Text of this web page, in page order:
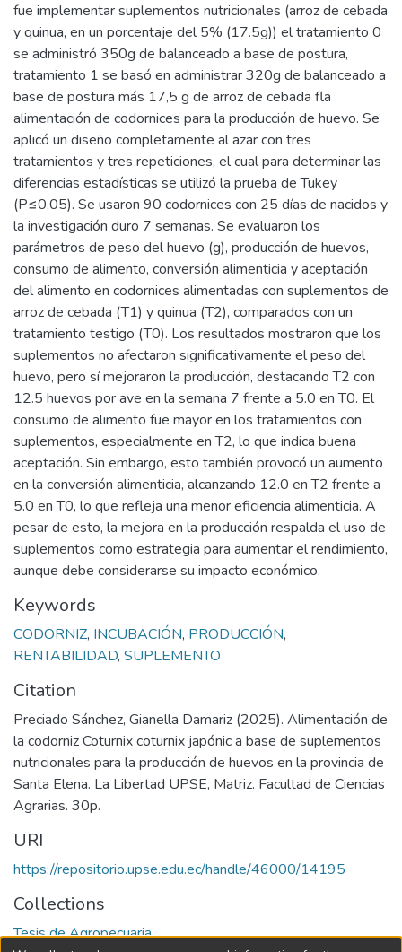
fue implementar suplementos nutricionales (arroz de cebada
y quinua, en un porcentaje del 5% (17.5g)) el tratamiento 0
se administró 350g de balanceado a base de postura,
tratamiento 1 se basó en administrar 320g de balanceado a
base de postura más 17,5 g de arroz de cebada fla
alimentación de codornices para la producción de huevo. Se
aplicó un diseño completamente al azar con tres
tratamientos y tres repeticiones, el cual para determinar las
diferencias estadísticas se utilizó la prueba de Tukey
(P≤0,05). Se usaron 90 codornices con 25 días de nacidos y
la investigación duro 7 semanas. Se evaluaron los
parámetros de peso del huevo (g), producción de huevos,
consumo de alimento, conversión alimenticia y aceptación
del alimento en codornices alimentadas con suplementos de
arroz de cebada (T1) y quinua (T2), comparados con un
tratamiento testigo (T0). Los resultados mostraron que los
suplementos no afectaron significativamente el peso del
huevo, pero sí mejoraron la producción, destacando T2 con
12.5 huevos por ave en la semana 7 frente a 5.0 en T0. El
consumo de alimento fue mayor en los tratamientos con
suplementos, especialmente en T2, lo que indica buena
aceptación. Sin embargo, esto también provocó un aumento
en la conversión alimenticia, alcanzando 12.0 en T2 frente a
5.0 en T0, lo que refleja una menor eficiencia alimenticia. A
pesar de esto, la mejora en la producción respalda el uso de
suplementos como estrategia para aumentar el rendimiento,
aunque debe considerarse su impacto económico.
Keywords
CODORNIZ, INCUBACIÓN, PRODUCCIÓN,
RENTABILIDAD, SUPLEMENTO
Citation
Preciado Sánchez, Gianella Damariz (2025). Alimentación de
la codorniz Coturnix coturnix japónic a base de suplementos
nutricionales para la producción de huevos en la provincia de
Santa Elena. La Libertad UPSE, Matriz. Facultad de Ciencias
Agrarias. 30p.
URI
https://repositorio.upse.edu.ec/handle/46000/14195
Collections
Tesis de Agropecuaria